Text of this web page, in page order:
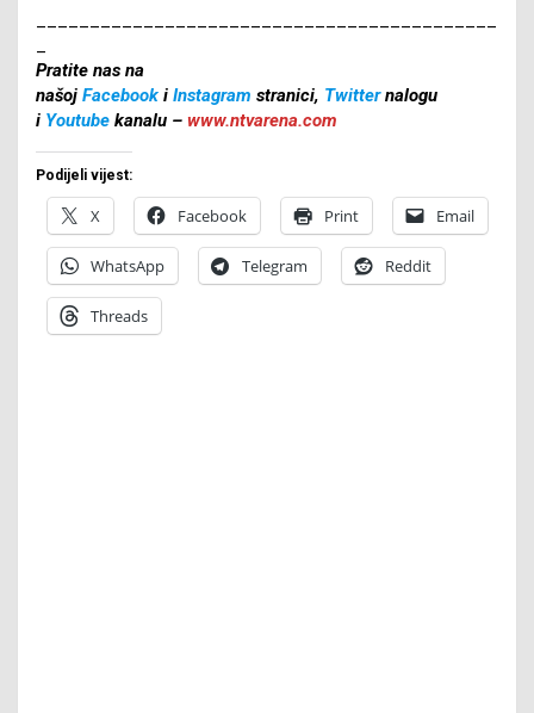
Pratite nas na
našoj Facebook i Instagram stranici, Twitternalogu
i Youtube kanalu – www.ntvarena.com
Podijeli vijest:
X Facebook Print Email
WhatsApp Telegram Reddit
Threads